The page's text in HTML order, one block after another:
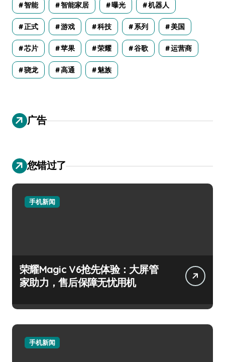
智能 智能家居 曝光 机器人
正式 游戏 科技 系列 美国
芯片 苹果 荣耀 谷歌 运营商
骁龙 高通 魅族
广告
您错过了
手机新闻
荣耀Magic V6抢先体验：大屏管
家助力，售后保障无忧用机
手机新闻